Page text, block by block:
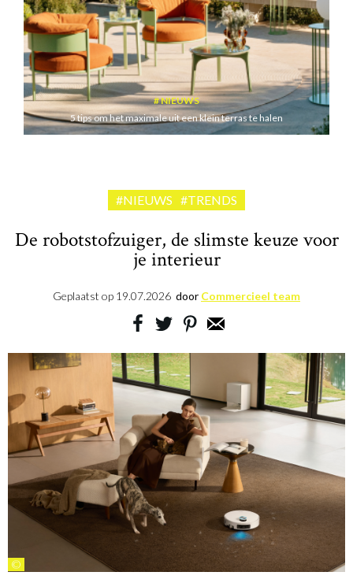
NIEUWS
5 tips om het maximale uit een klein terras te halen
#NIEUWS #TRENDS
De robotstofzuiger, de slimste keuze voor
je interieur
Geplaatst op 19.07.2026 door Commercieel team
©